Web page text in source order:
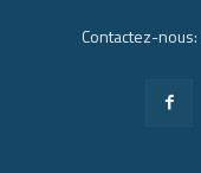
Contactez-nous: